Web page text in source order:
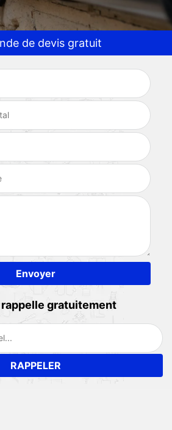
de devis gratuit
rappelle gratuitement